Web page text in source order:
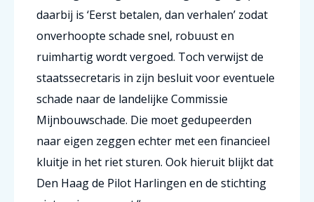
daarbij is ‘Eerst betalen, dan verhalen’ zodat
onverhoopte schade snel, robuust en
ruimhartig wordt vergoed. Toch verwijst de
staatssecretaris in zijn besluit voor eventuele
schade naar de landelijke Commissie
Mijnbouwschade. Die moet gedupeerden
naar eigen zeggen echter met een financieel
kluitje in het riet sturen. Ook hieruit blijkt dat
Den Haag de Pilot Harlingen en de stichting